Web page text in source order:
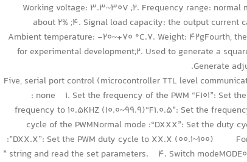
1. Working voltage: 3.3~30V ;2. Frequency range:
about 2% ;4. Signal load capacity: the output current
Ambient temperature: -20~+70 °C.7. Weight: 42gFourth,
for experimental development;2. Used to generate a
Generate
Five, serial port control (microcontroller TTL level
: none 1. Set the frequency of the PWM “F101”: Set
frequency to 10.5KHZ (10.0~99.9)“F1.0.5”: Set the
cycle of the PWMNormal mode :“DXXX”: Set the duty
:”DXX.X”: Set the PWM duty cycle to XX.X (00.1~100)
” string and read the set parameters. 4. Switch